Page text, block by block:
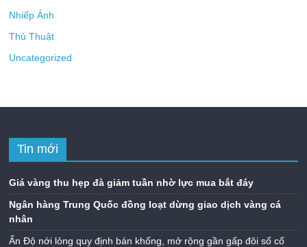
Nhiếp Ảnh
Thủ Thuật
Uncategorized
Tin mới
Giá vàng thu hẹp đà giảm tuần nhờ lực mua bắt đáy
Ngân hàng Trung Quốc đồng loạt dừng giao dịch vàng cá
nhân
Ấn Độ nới lỏng quy định bán khống, mở rộng gần gấp đôi số cổ